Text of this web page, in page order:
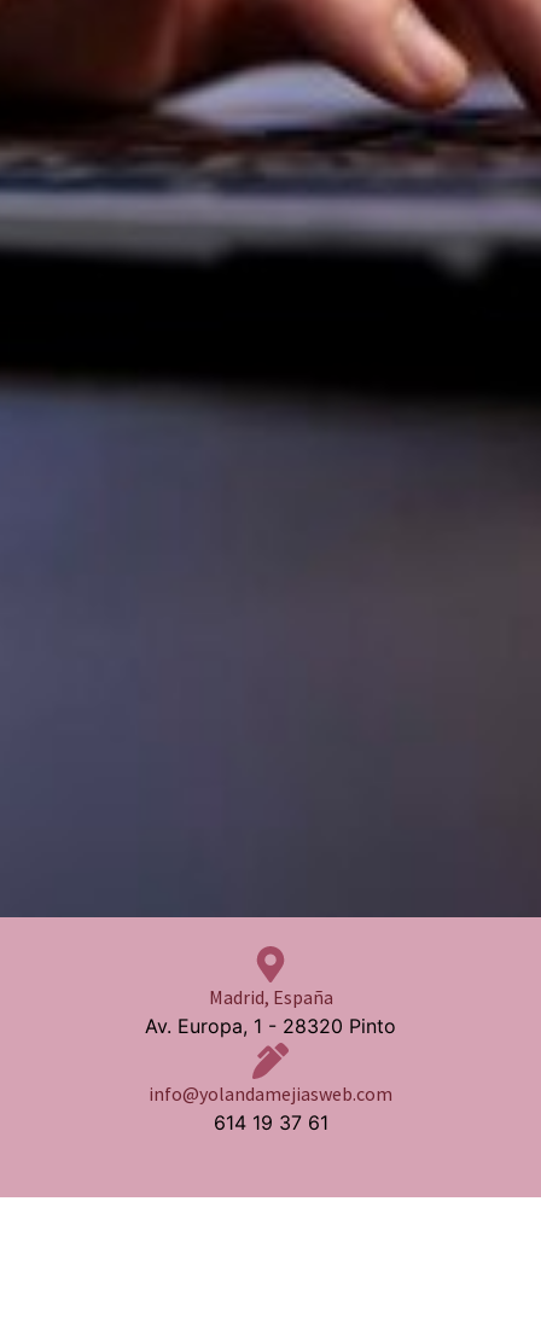
Madrid, España
Av. Europa, 1 - 28320 Pinto
info@yolandamejiasweb.com
614 19 37 61